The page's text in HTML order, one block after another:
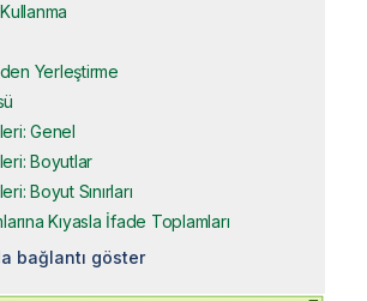
Yerleştirme
Genel
Boyutlar
Boyut Sınırları
Kıyasla İfade Toplamları
bağlantı göster